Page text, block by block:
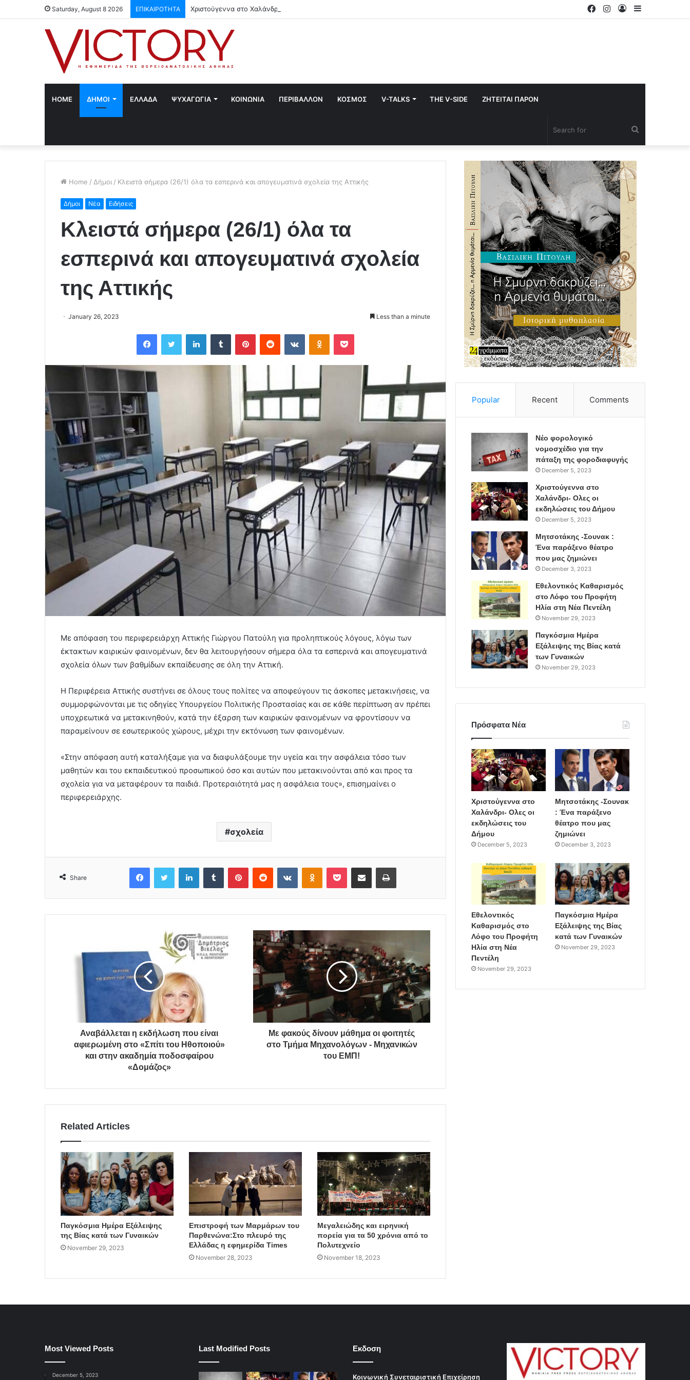
Saturday, August 8 2026 ΕΠΙΚΑΙΡΟΤΗΤΑ Χριστούγεννα στο Χαλάνδρι- Ολες οι εκδηλώσεις του Δήμου
Log
Instagram
Facebook
HOME ΔΗΜΟΙ ΕΛΛΑΔΑ ΨΥΧΑΓΩΓΙΑ ΚΟΙΝΩΝΙΑ ΠΕΡΙΒΑΛΛΟΝ ΚΟΣΜΟΣ V-TALKS THE V-SIDE ΖΗΤΕΙΤΑΙ ΠΑΡΟΝ
Home / Δήμοι / Κλειστά σήμερα (26/1) όλα τα εσπερινά και απογευματινά σχολεία της Αττικής
Δήμοι Νέα Ειδήσεις
Κλειστά σήμερα (26/1) όλα τα
εσπερινά και απογευματινά σχολεία
της Αττικής
January 26, 2023 Less than a minute
Με απόφαση του περιφερειάρχη Αττικής Γιώργου Πατούλη για προληπτικούς λόγους, λόγω των
έκτακτων καιρικών φαινομένων, δεν θα λειτουργήσουν σήμερα όλα τα εσπερινά και απογευματινά
σχολεία όλων των βαθμίδων εκπαίδευσης σε όλη την Αττική.
Η Περιφέρεια Αττικής συστήνει σε όλους τους πολίτες να αποφεύγουν τις άσκοπες μετακινήσεις, να
συμμορφώνονται με τις οδηγίες Υπουργείου Πολιτικής Προστασίας και σε κάθε περίπτωση αν πρέπει
υποχρεωτικά να μετακινηθούν, κατά την έξαρση των καιρικών φαινομένων να φροντίσουν να
παραμείνουν σε εσωτερικούς χώρους, μέχρι την εκτόνωση των φαινομένων.
«Στην απόφαση αυτή καταλήξαμε για να διαφυλάξουμε την υγεία και την ασφάλεια τόσο των
μαθητών και του εκπαιδευτικού προσωπικού όσο και αυτών που μετακινούνται από και προς τα
σχολεία για να μεταφέρουν τα παιδιά. Προτεραιότητά μας η ασφάλεια τους», επισημαίνει ο
περιφερειάρχης.
σχολεία
Share
Αναβάλλεται η εκδήλωση που είναι
αφιερωμένη στο «Σπίτι του Ηθοποιού»
και στην ακαδημία ποδοσφαίρου
«Δομάζος»
Με φακούς δίνουν μάθημα οι φοιτητές
στο Τμήμα Μηχανολόγων - Μηχανικών
του ΕΜΠ!
Related Articles
Παγκόσμια Ημέρα Εξάλειψης
της Βίας κατά των Γυναικών
November 29, 2023
Επιστροφή των Μαρμάρων του
Παρθενώνα:Στο πλευρό της
Ελλάδας η εφημερίδα Times
November 28, 2023
Μεγαλειώδης και ειρηνική
πορεία για τα 50 χρόνια από το
Πολυτεχνείο
November 18, 2023
Popular Recent Comments
Νέο φορολογικό
νομοσχέδιο για την
πάταξη της φοροδιαφυγής
December 5, 2023
Χριστούγεννα στο
Χαλάνδρι- Ολες οι
εκδηλώσεις του Δήμου
December 5, 2023
Μητσοτάκης -Σουνακ :
Ένα παράξενο θέατρο
που μας ζημιώνει
December 3, 2023
Εθελοντικός Καθαρισμός
στο Λόφο του Προφήτη
Ηλία στη Νέα Πεντέλη
November 29, 2023
Παγκόσμια Ημέρα
Εξάλειψης της Βίας κατά
των Γυναικών
November 29, 2023
Πρόσφατα Νέα
Χριστούγεννα στο
Χαλάνδρι- Ολες οι
εκδηλώσεις του
Δήμου
December 5, 2023
Μητσοτάκης -Σουνακ
: Ένα παράξενο
θέατρο που μας
ζημιώνει
December 3, 2023
Εθελοντικός
Καθαρισμός στο
Λόφο του Προφήτη
Ηλία στη Νέα
Πεντέλη
November 29, 2023
Παγκόσμια Ημέρα
Εξάλειψης της Βίας
κατά των Γυναικών
November 29, 2023
Most Viewed Posts
December 5, 2023
Last Modified Posts Εκδοση
Κοινωνική Συνεταιριστική Επιχείρηση